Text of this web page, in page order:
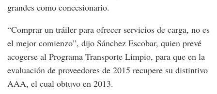
grandes como concesionario.
“Comprar un tráiler para ofrecer servicios de carga, no es
el mejor comienzo”, dijo Sánchez Escobar, quien prevé
acogerse al Programa Transporte Limpio, para que en la
evaluación de proveedores de 2015 recupere su distintivo
AAA, el cual obtuvo en 2013.